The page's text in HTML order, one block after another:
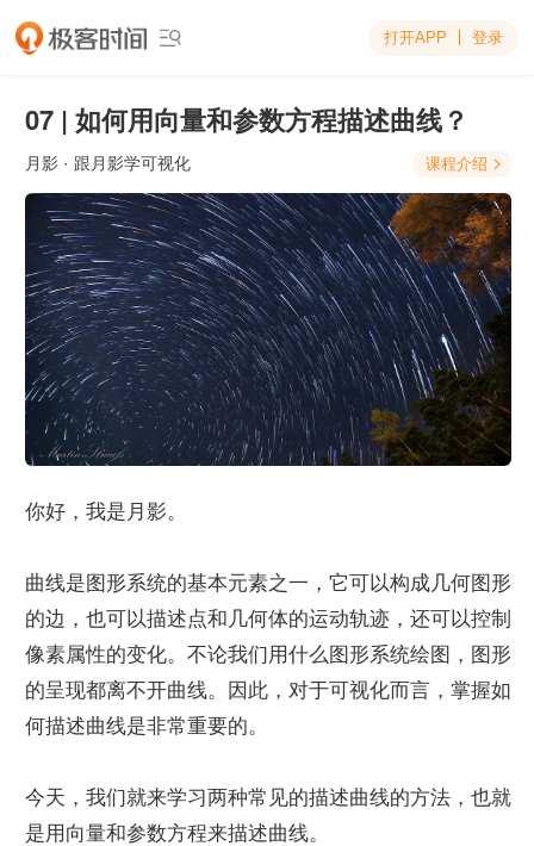
 打开APP 登录
07 | 如何用向量和参数方程描述曲线？
月影 · 跟月影学可视化 课程介绍 
你好，我是月影。
曲线是图形系统的基本元素之一，它可以构成几何图形
的边，也可以描述点和几何体的运动轨迹，还可以控制
像素属性的变化。不论我们用什么图形系统绘图，图形
的呈现都离不开曲线。因此，对于可视化而言，掌握如
何描述曲线是非常重要的。
今天，我们就来学习两种常见的描述曲线的方法，也就
是用向量和参数方程来描述曲线。